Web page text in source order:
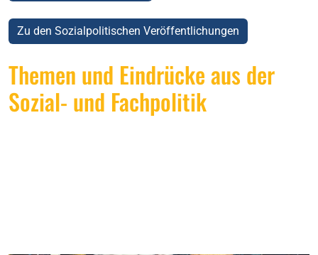
Zu den Sozialpolitischen Veröffentlichungen
Themen und Eindrücke aus der
Sozial- und Fachpolitik